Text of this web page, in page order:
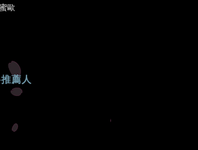
歐
薦人